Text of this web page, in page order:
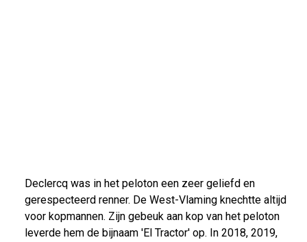
Declercq was in het peloton een zeer geliefd en
gerespecteerd renner. De West-Vlaming knechtte altijd
voor kopmannen. Zijn gebeuk aan kop van het peloton
leverde hem de bijnaam 'El Tractor' op. In 2018, 2019,